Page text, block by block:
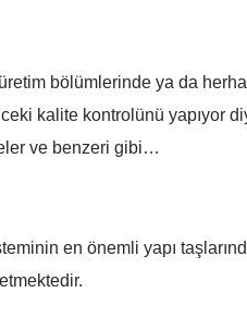
bölümlerinde ya da
kalite kontrolünü yapıyor
ve benzeri gibi…
en önemli yapı